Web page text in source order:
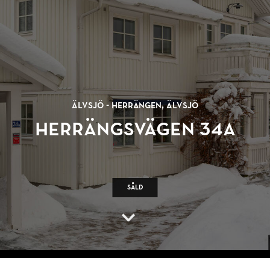
Älvsjö - Herrängen, Älvsjö
Herrängsvägen 34A
Såld